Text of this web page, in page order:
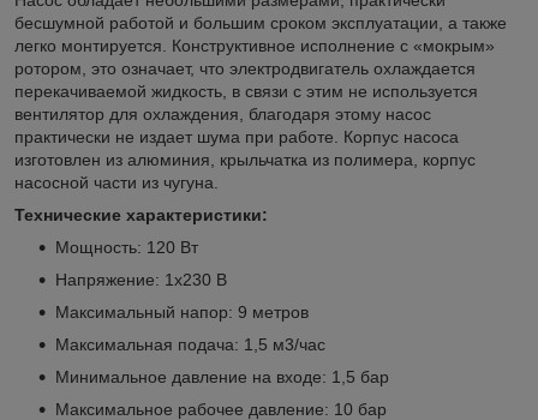
бесшумной работой и большим сроком эксплуатации, а также
легко монтируется. Конструктивное исполнение с «мокрым»
ротором, это означает, что электродвигатель охлаждается
перекачиваемой жидкость, в связи с этим не используется
вентилятор для охлаждения, благодаря этому насос
практически не издает шума при работе. Корпус насоса
изготовлен из алюминия, крыльчатка из полимера, корпус
насосной части из чугуна.
Технические характеристики:
Мощность: 120 Вт
Напряжение: 1х230 В
Максимальный напор: 9 метров
Максимальная подача: 1,5 м3/час
Минимальное давление на входе: 1,5 бар
Максимальное рабочее давление: 10 бар